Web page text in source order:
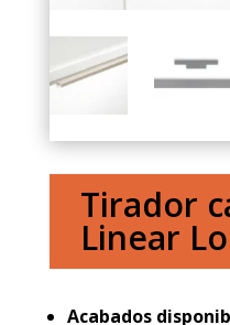
Tirador
Linear
Acabados